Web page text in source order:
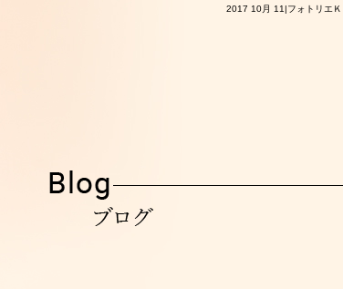
2017 10月 11|フォトリエ